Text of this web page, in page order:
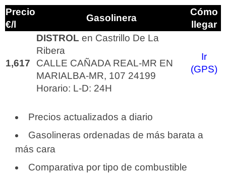
Precio
€/l
Gasolinera
Cómo
llegar
1,617
DISTROL en Castrillo De La
Ribera
CALLE CAÑADA REAL-MR EN
MARIALBA-MR, 107 24199
Horario: L-D: 24H
Ir
(GPS)
Precios actualizados a diario
Gasolineras ordenadas de más barata a
más cara
Comparativa por tipo de combustible